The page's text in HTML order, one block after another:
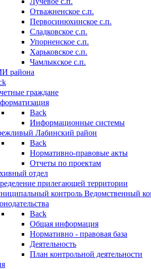
Отважненское с.п.
Первосинюхинское с.п.
Сладковское с.п.
Упорненское с.п.
Харьковское с.п.
Чамлыкское с.п.
района
граждане
Back
Информационные системы
Лабинский район
Back
Нормативно-правовые акты
Отчеты по проектам
отдел
прилегающей территории
контроль Ведомственный
Back
Общая информация
Нормативно - правовая база
Деятельность
План контрольной деятельности